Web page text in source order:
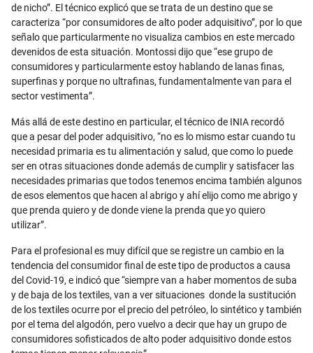
de nicho”. El técnico explicó que se trata de un destino que se
caracteriza “por consumidores de alto poder adquisitivo”, por lo que
señalo que particularmente no visualiza cambios en este mercado
devenidos de esta situación. Montossi dijo que “ese grupo de
consumidores y particularmente estoy hablando de lanas finas,
superfinas y porque no ultrafinas, fundamentalmente van para el
sector vestimenta”.
Más allá de este destino en particular, el técnico de INIA recordó
que a pesar del poder adquisitivo, “no es lo mismo estar cuando tu
necesidad primaria es tu alimentación y salud, que como lo puede
ser en otras situaciones donde además de cumplir y satisfacer las
necesidades primarias que todos tenemos encima también algunos
de esos elementos que hacen al abrigo y ahí elijo como me abrigo y
que prenda quiero y de donde viene la prenda que yo quiero
utilizar”.
Para el profesional es muy difícil que se registre un cambio en la
tendencia del consumidor final de este tipo de productos a causa
del Covid-19, e indicó que “siempre van a haber momentos de suba
y de baja de los textiles, van a ver situaciones donde la sustitución
de los textiles ocurre por el precio del petróleo, lo sintético y también
por el tema del algodón, pero vuelvo a decir que hay un grupo de
consumidores sofisticados de alto poder adquisitivo donde estos